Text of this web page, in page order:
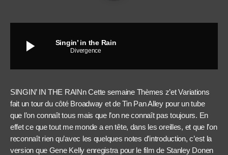
play_arrow Singin’ in the Rain
Divergence
SINGIN’ IN THE RAINn Cette semaine Thèmes z’et Variations
fait un tour du côté Broadway et de Tin Pan Alley pour un tube
que l’on connaît tous mais que l’on ne connaît pas toujours. En
effet ce que tout me monde a en tête, dans les oreilles, et que l’on
reconnaît rien qu’avec les quelques notes d’introduction, c’est la
version que Gene Kelly enregistra pour le film de Stanley Donen